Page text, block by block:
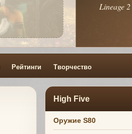
Lineage
Рейтинги Творчество
High Five
Оружие S80